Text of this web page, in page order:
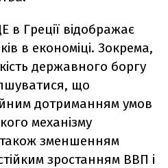
в Греції відображає
в економіці. Зокрема,
державного боргу
що
дотриманням умов
механізму
також зменшенням
зростанням ВВП і